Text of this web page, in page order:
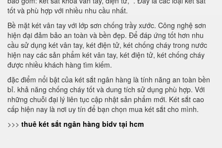
tốt và phù hợp với nhiều nhu cầu nhất.
Bề mặt két vân tay với lớp sơn chống trầy xước. Công nghệ sơn
hiện đại đảm bảo an toàn và bền đẹp. Để đáp ứng tốt hơn nhu
cầu sử dụng két vân tay, két điện tử, két chống cháy trong nước
hiện nay các sản phẩm két vân tay, két điện tử, két chống cháy
được nhiều khách hàng tìm kiếm.
đặc điểm nổi bật của két sắt ngân hàng là tính năng an toàn bền
bỉ. khả năng chống cháy tốt và dung tích sử dụng phù hợp. Với
những chuỗi đại lý liên tục cập nhật sản phẩm mới. Két sắt cao
cấp hiện nay là nơi uy tín để bạn chọn mua két sắt cho mình.
>>> thuê két sắt ngân hàng bidv tại hcm